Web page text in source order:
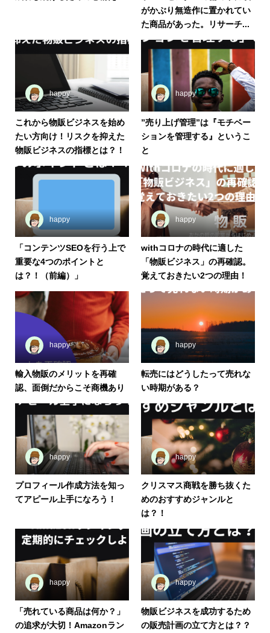
がかぶり無造作に置かれてい
た商品があった。リサーチ...
happy
これから物販ビジネスを始め
たい方向け！リスクを抑えた
物販ビジネスの指標とは？！
happy
”売り上げ管理”は『モチベー
ションを管理する』というこ
と
happy
「コンテンツSEOを行う上で
重要な4つのポイントと
は？！（前編）」
happy
withコロナの時代に適した
「物販ビジネス」の再確認。
覚えておきたい2つの理由！
happy
輸入物販のメリットを再確
認、面倒だからこそ商機あり
happy
転売にはどうしたって売れな
い時期がある？
happy
プロフィール作成方法を知っ
てアピール上手になろう！
happy
クリスマス商戦を勝ち抜くた
めのおすすめジャンルと
は？！
happy
「売れている商品は何か？」
の追求が大切！Amazonラン
happy
物販ビジネスを成功するため
の販売計画の立て方とは？？